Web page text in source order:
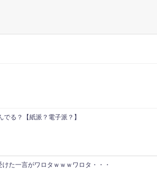
でる？【紙派？電子派？】
た一言がワロタｗｗｗワロタ・・・